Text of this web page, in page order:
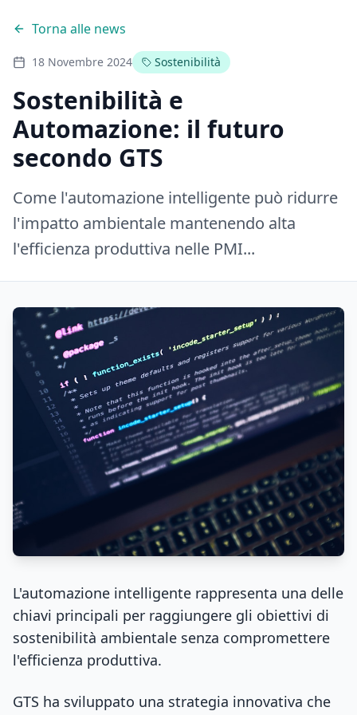
Torna alle news
18 Novembre 2024 Sostenibilità
Sostenibilità e
Automazione: il futuro
secondo GTS
Come l'automazione intelligente può ridurre
l'impatto ambientale mantenendo alta
l'efficienza produttiva nelle PMI...
L'automazione intelligente rappresenta una delle
chiavi principali per raggiungere gli obiettivi di
sostenibilità ambientale senza compromettere
l'efficienza produttiva.
GTS ha sviluppato una strategia innovativa che